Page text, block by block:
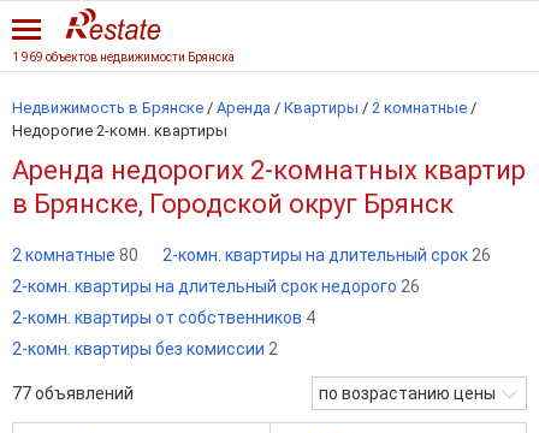
1 969 объектов недвижимости Брянска
Недвижимость в Брянске / Аренда / Квартиры / 2 комнатные /
Недорогие 2-комн. квартиры
Аренда недорогих 2-комнатных квартир
в Брянске, Городской округ Брянск
2 комнатные 80 2-комн. квартиры на длительный срок 26
2-комн. квартиры на длительный срок недорого 26
2-комн. квартиры от собственников 4
2-комн. квартиры без комиссии 2
77объявлений по возрастанию цены